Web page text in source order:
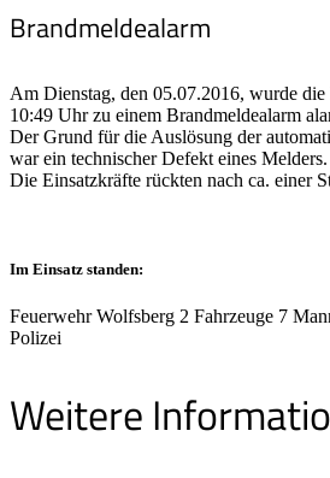
Brandmeldealarm
Am Dienstag, den 05.07.2016, wurde
10:49 Uhr zu einem Brandmeldealarm
Der Grund für die Auslösung der
war ein technischer Defekt eines Melders.
Die Einsatzkräfte rückten nach ca. einer
Im Einsatz standen:
Feuerwehr Wolfsberg 2 Fahrzeuge 7
Polizei
Weitere